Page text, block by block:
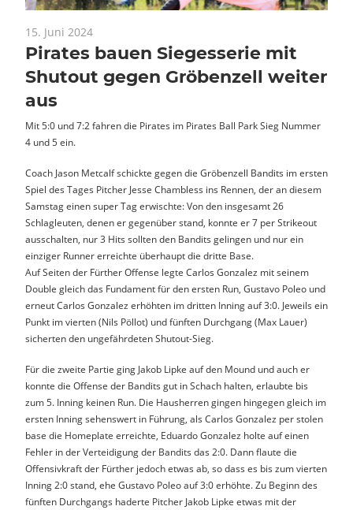
15. Juni 2024
Pirates bauen Siegesserie mit
Shutout gegen Gröbenzell weiter
aus
Mit 5:0 und 7:2 fahren die Pirates im Pirates Ball Park Sieg Nummer
4 und 5 ein.
Coach Jason Metcalf schickte gegen die Gröbenzell Bandits im ersten
Spiel des Tages Pitcher Jesse Chambless ins Rennen, der an diesem
Samstag einen super Tag erwischte: Von den insgesamt 26
Schlagleuten, denen er gegenüber stand, konnte er 7 per Strikeout
ausschalten, nur 3 Hits sollten den Bandits gelingen und nur ein
einziger Runner erreichte überhaupt die dritte Base.
Auf Seiten der Fürther Offense legte Carlos Gonzalez mit seinem
Double gleich das Fundament für den ersten Run, Gustavo Poleo und
erneut Carlos Gonzalez erhöhten im dritten Inning auf 3:0. Jeweils ein
Punkt im vierten (Nils Pöllot) und fünften Durchgang (Max Lauer)
sicherten den ungefährdeten Shutout-Sieg.
Für die zweite Partie ging Jakob Lipke auf den Mound und auch er
konnte die Offense der Bandits gut in Schach halten, erlaubte bis
zum 5. Inning keinen Run. Die Hausherren gingen hingegen gleich im
ersten Inning sehenswert in Führung, als Carlos Gonzalez per stolen
base die Homeplate erreichte, Eduardo Gonzalez holte auf einen
Fehler in der Verteidigung der Bandits das 2:0. Dann flaute die
Offensivkraft der Fürther jedoch etwas ab, so dass es bis zum vierten
Inning 2:0 stand, ehe Gustavo Poleo auf 3:0 erhöhte. Zu Beginn des
fünften Durchgangs haderte Pitcher Jakob Lipke etwas mit der